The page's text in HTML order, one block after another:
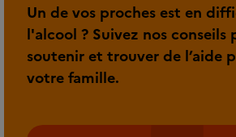
Un de vos proches est en
l'alcool ? Suivez nos conseils
soutenir et trouver de l’aide
votre famille.